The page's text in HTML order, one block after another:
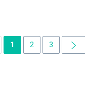
1 2 3